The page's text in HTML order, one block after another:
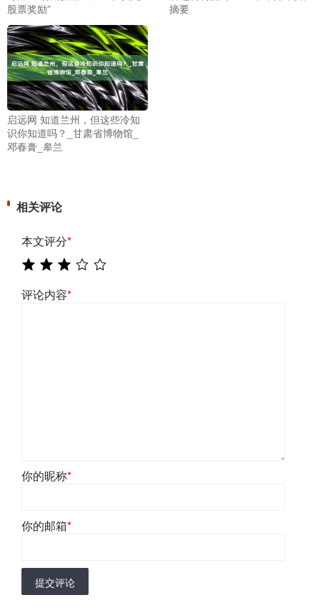
股票奖励”
摘要
启远网 知道兰州，但这些冷知
识你知道吗？_甘肃省博物馆_
邓春膏_皋兰
相关评论
本文评分*
评论内容*
你的昵称*
你的邮箱*
提交评论